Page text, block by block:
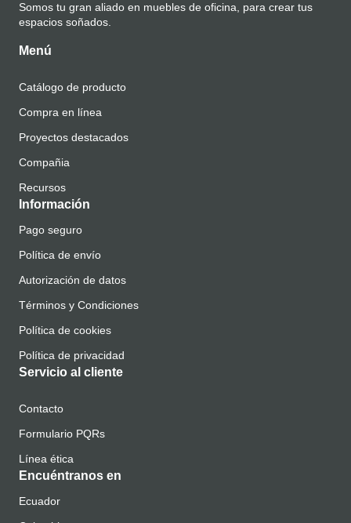
Somos tu gran aliado en muebles de oficina, para crear tus
espacios soñados.
Menú
Catálogo de producto
Compra en línea
Proyectos destacados
Compañia
Recursos
Información
Pago seguro
Política de envío
Autorización de datos
Términos y Condiciones
Política de cookies
Política de privacidad
Servicio al cliente
Contacto
Formulario PQRs
Línea ética
Encuéntranos en
Ecuador